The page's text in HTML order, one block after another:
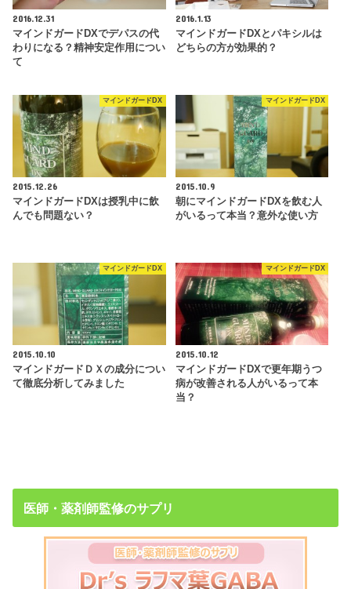
2016.12.31
マインドガードDXでデパスの代
わりになる？精神安定作用につい
て
2016.1.13
マインドガードDXとパキシルは
どちらの方が効果的？
マインドガードDX
2015.12.26
マインドガードDXは授乳中に飲
んでも問題ない？
マインドガードDX
2015.10.9
朝にマインドガードDXを飲む人
がいるって本当？意外な使い方
マインドガードDX
2015.10.10
マインドガードＤＸの成分につい
て徹底分析してみました
マインドガードDX
2015.10.12
マインドガードDXで更年期うつ
病が改善される人がいるって本
当？
医師・薬剤師監修のサプリ